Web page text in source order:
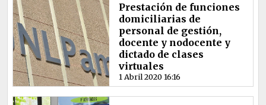
Prestación de funciones
domiciliarias de
personal de gestión,
docente y nodocente y
dictado de clases
virtuales
1 Abril 2020 16:16